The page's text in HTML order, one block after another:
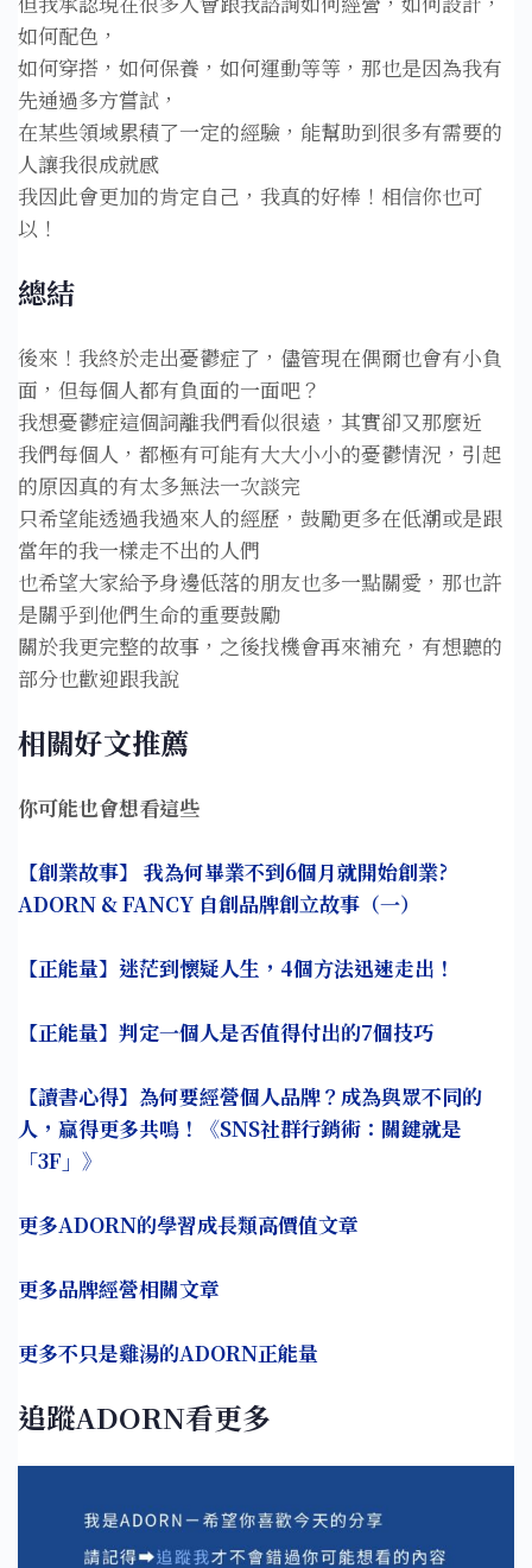
如何配色，⁣
如何穿搭，如何保養，如何運動等等，那也是因為我有
先通過多方嘗試，⁣
在某些領域累積了一定的經驗，能幫助到很多有需要的
人讓我很成就感⁣
我因此會更加的肯定自己，我真的好棒！相信你也可
以！⁣
總結
後來！我終於走出憂鬱症了，儘管現在偶爾也會有小負
面，但每個人都有負面的一面吧？⁣
我想憂鬱症這個詞離我們看似很遠，其實卻又那麼近
我們每個人，都極有可能有大大小小的憂鬱情況，引起
的原因真的有太多無法一次談完⁣
只希望能透過我過來人的經歷，鼓勵更多在低潮或是跟
當年的我一樣走不出的人們⁣
也希望大家給予身邊低落的朋友也多一點關愛，那也許
是關乎到他們生命的重要鼓勵
關於我更完整的故事，之後找機會再來補充，有想聽的
部分也歡迎跟我說
相關好文推薦
你可能也會想看這些
【創業故事】 我為何畢業不到6個月就開始創業?
ADORN & FANCY 自創品牌創立故事（一）
【正能量】迷茫到懷疑人生，4個方法迅速走出！
【正能量】判定一個人是否值得付出的7個技巧
【讀書心得】為何要經營個人品牌？成為與眾不同的
人，贏得更多共鳴！《SNS社群行銷術：關鍵就是
「3F」》
更多ADORN的學習成長類高價值文章
更多品牌經營相關文章
更多不只是雞湯的ADORN正能量
追蹤ADORN看更多